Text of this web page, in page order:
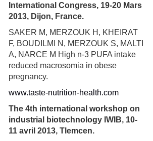
International Congress, 19-20 Mars
2013, Dijon, France.
SAKER M, MERZOUK H, KHEIRAT
F, BOUDILMI N, MERZOUK S, MALTI
A, NARCE M High n-3 PUFA intake
reduced macrosomia in obese
pregnancy.
www.taste-nutrition-health.com
The 4th international workshop on
industrial biotechnology IWIB, 10-
11 avril 2013, Tlemcen.